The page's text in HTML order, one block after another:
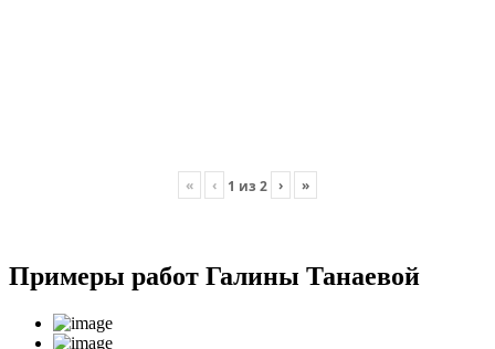
« ‹ 1 из 2 › »
Примеры работ Галины Танаевой